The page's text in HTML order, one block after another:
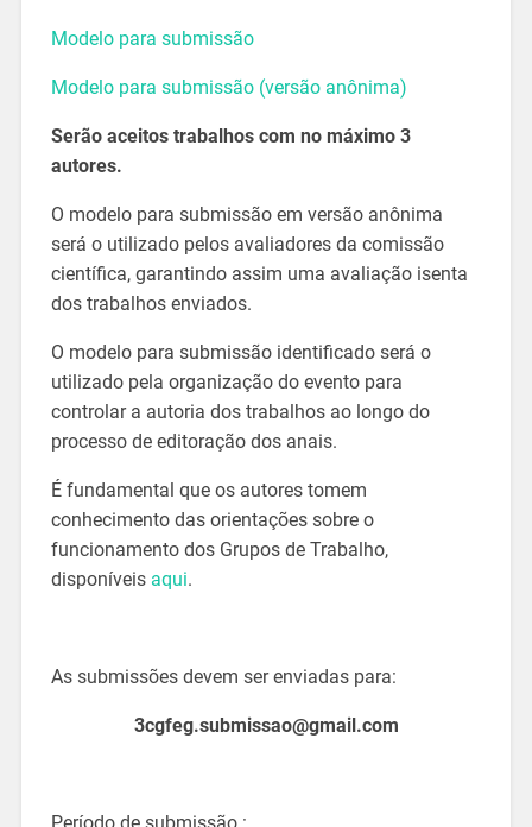
Modelo para submissão
Modelo para submissão (versão anônima)
Serão aceitos trabalhos com no máximo 3
autores.
O modelo para submissão em versão anônima
será o utilizado pelos avaliadores da comissão
científica, garantindo assim uma avaliação isenta
dos trabalhos enviados.
O modelo para submissão identificado será o
utilizado pela organização do evento para
controlar a autoria dos trabalhos ao longo do
processo de editoração dos anais.
É fundamental que os autores tomem
conhecimento das orientações sobre o
funcionamento dos Grupos de Trabalho,
disponíveis aqui.
As submissões devem ser enviadas para:
3cgfeg.submissao@gmail.com